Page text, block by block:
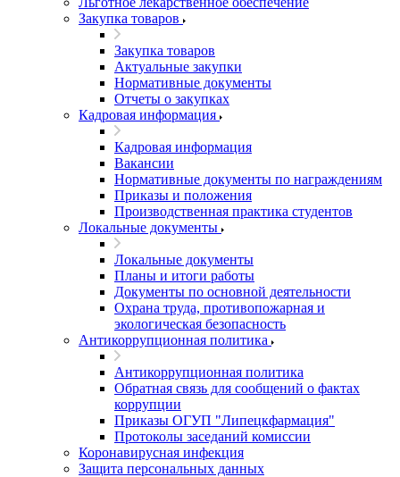
Закупка товаров
Закупка товаров
Актуальные закупки
Нормативные документы
Отчеты о закупках
Кадровая информация
Кадровая информация
Вакансии
Нормативные документы по награждениям
Приказы и положения
Производственная практика студентов
Локальные документы
Локальные документы
Планы и итоги работы
Документы по основной деятельности
Охрана труда, противопожарная и
экологическая безопасность
Антикоррупционная политика
Антикоррупционная политика
Обратная связь для сообщений о фактах
коррупции
Приказы ОГУП "Липецкфармация"
Протоколы заседаний комиссии
Коронавирусная инфекция
Защита персональных данных